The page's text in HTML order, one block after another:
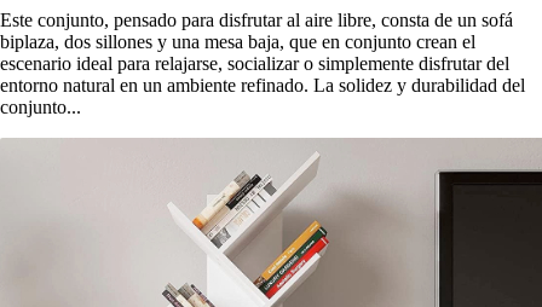
Este conjunto, pensado para disfrutar al aire libre, consta de un sofá
biplaza, dos sillones y una mesa baja, que en conjunto crean el
escenario ideal para relajarse, socializar o simplemente disfrutar del
entorno natural en un ambiente refinado. La solidez y durabilidad del
conjunto...